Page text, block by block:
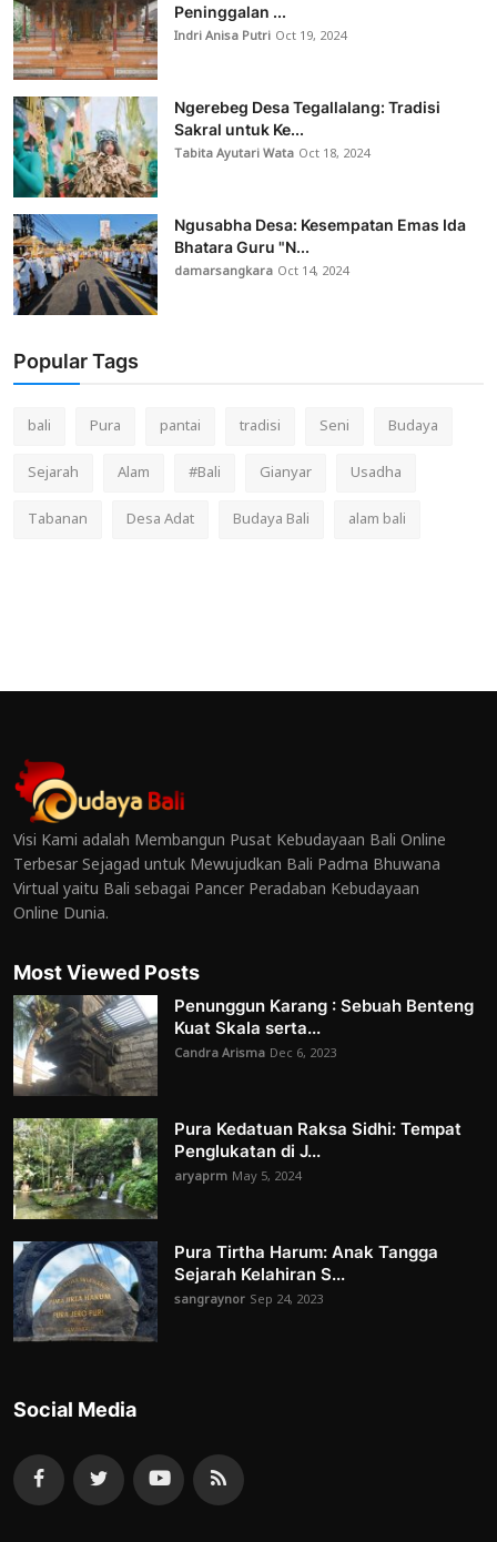
Peninggalan ...
Indri Anisa Putri Oct 19, 2024
Ngerebeg Desa Tegallalang: Tradisi
Sakral untuk Ke...
Tabita Ayutari Wata Oct 18, 2024
Ngusabha Desa: Kesempatan Emas Ida
Bhatara Guru "N...
damarsangkara Oct 14, 2024
Popular Tags
bali Pura pantai tradisi Seni
Budaya
Sejarah
Alam #Bali Gianyar
Usadha
Tabanan
Desa Adat Budaya Bali alam bali
Visi Kami adalah Membangun Pusat Kebudayaan Bali Online
Terbesar Sejagad untuk Mewujudkan Bali Padma Bhuwana
Virtual yaitu Bali sebagai Pancer Peradaban Kebudayaan
Online Dunia.
Most Viewed Posts
Penunggun Karang : Sebuah Benteng
Kuat Skala serta...
Candra Arisma Dec 6, 2023
Pura Kedatuan Raksa Sidhi: Tempat
Penglukatan di J...
aryaprm May 5, 2024
Pura Tirtha Harum: Anak Tangga
Sejarah Kelahiran S...
sangraynor Sep 24, 2023
Social Media